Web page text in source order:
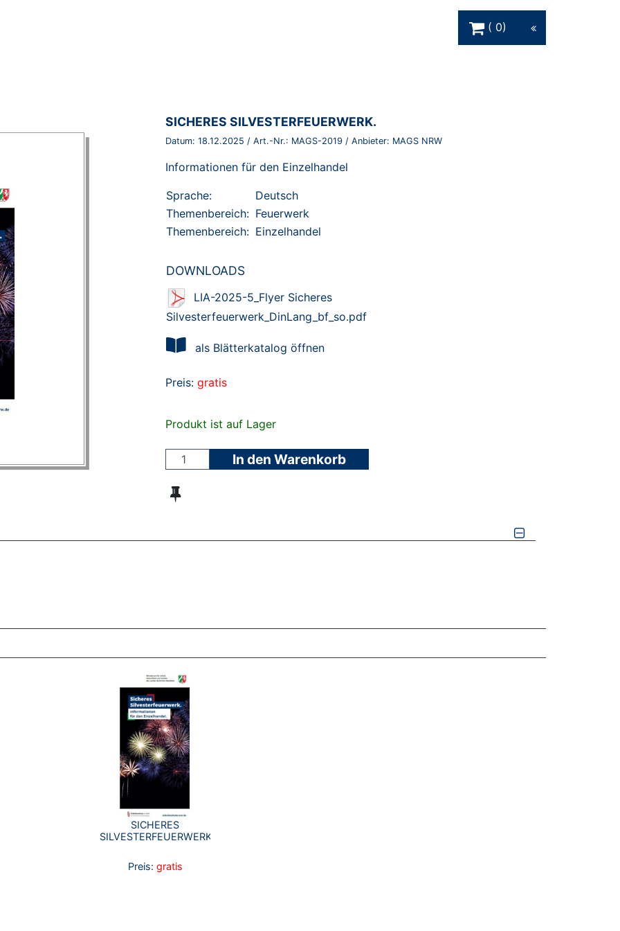
0
BROSCHÜRE:
SICHERES SILVESTERFEUERWERK.
Datum: 18.12.2025 / Art.-Nr.: MAGS-2019 / Anbieter: MAGS NRW
Informationen für den Einzelhandel
Sprache:
Deutsch
Themenbereich: Feuerwerk
Themenbereich: Einzelhandel
DOWNLOADS
LIA-2025-5_Flyer Sicheres
Silvesterfeuerwerk_DinLang_bf_so.pdf
als Blätterkatalog öffnen
Preis: gratis
Produkt ist auf Lager
In den Warenkorb
ANGESEHENE BROSCHÜREN
SICHERES
SILVESTERFEUERWERK.
Preis: gratis